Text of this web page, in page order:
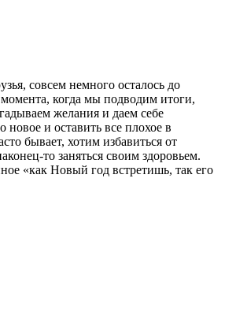
совсем немного осталось до
когда мы подводим итоги,
желания и даем себе
новое и оставить все плохое в
бывает, хотим избавиться от
то заняться своим здоровьем.
«как Новый год встретишь, так его